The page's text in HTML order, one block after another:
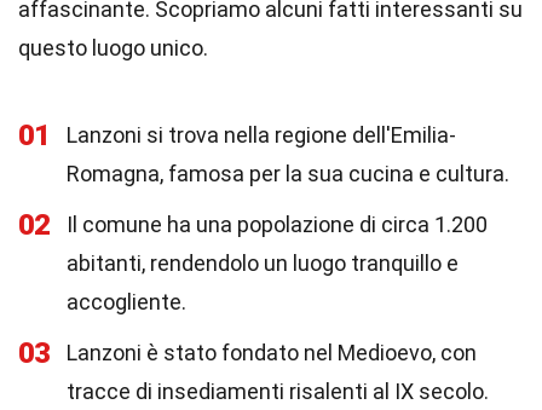
affascinante. Scopriamo alcuni fatti interessanti su
questo luogo unico.
01
Lanzoni si trova nella regione dell'Emilia-
Romagna, famosa per la sua cucina e cultura.
02
Il comune ha una popolazione di circa 1.200
abitanti, rendendolo un luogo tranquillo e
accogliente.
03
Lanzoni è stato fondato nel Medioevo, con
tracce di insediamenti risalenti al IX secolo.